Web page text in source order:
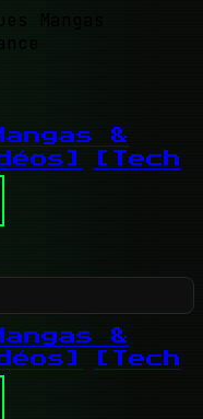
Mangas
&
[Tech
&
[Tech